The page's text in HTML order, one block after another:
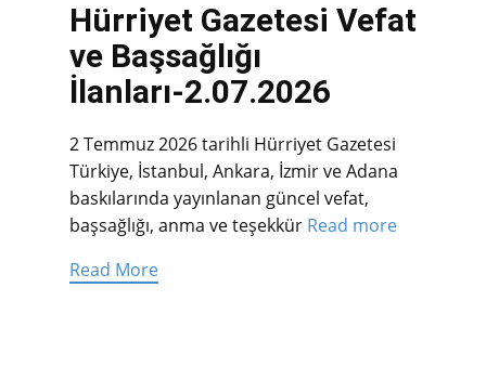
Hürriyet Gazetesi Vefat
ve Başsağlığı
İlanları-2.07.2026
2 Temmuz 2026 tarihli Hürriyet Gazetesi
Türkiye, İstanbul, Ankara, İzmir ve Adana
baskılarında yayınlanan güncel vefat,
başsağlığı, anma ve teşekkür Read more
Read More